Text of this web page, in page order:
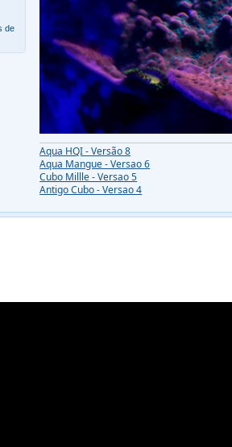
de
Aqua HQI - Versão 8
Aqua Mangue - Versao 6
Cubo Millle - Versao 5
Antigo Cubo - Versao 4